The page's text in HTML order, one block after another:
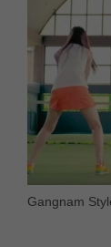
Gangnam